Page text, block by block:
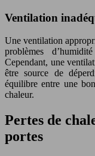
Ventilation
Une ventilation
problèmes
Cependant, une
être source de
équilibre entre une
chaleur.
Pertes de
portes